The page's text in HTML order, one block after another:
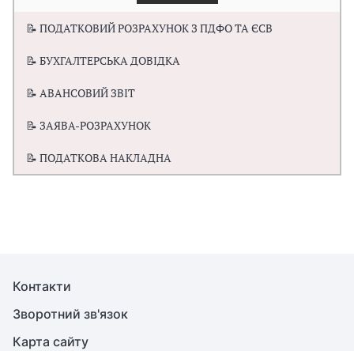
📝 ПОДАТКОВИЙ РОЗРАХУНОК З ПДФО ТА ЄСВ
📝 БУХГАЛТЕРСЬКА ДОВІДКА
📝 АВАНСОВИЙ ЗВІТ
📝 ЗАЯВА-РОЗРАХУНОК
📝 ПОДАТКОВА НАКЛАДНА
Контакти
Зворотний зв'язок
Карта сайту